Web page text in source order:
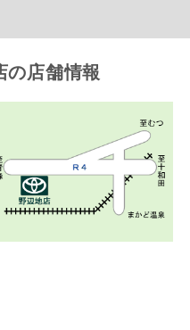
の店舗情報